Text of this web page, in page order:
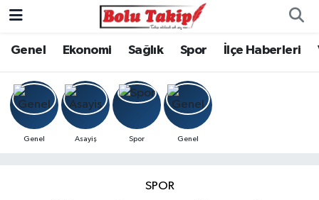
Genel Ekonomi Sağlık Spor İlçe Haberleri
Genel Asayiş Spor Genel
SPOR